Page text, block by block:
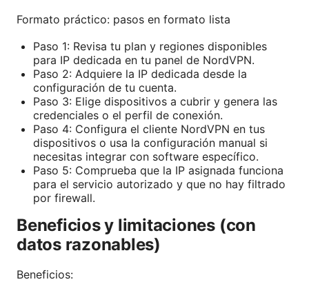
Formato práctico: pasos en formato lista
Paso 1: Revisa tu plan y regiones disponibles
para IP dedicada en tu panel de NordVPN.
Paso 2: Adquiere la IP dedicada desde la
configuración de tu cuenta.
Paso 3: Elige dispositivos a cubrir y genera las
credenciales o el perfil de conexión.
Paso 4: Configura el cliente NordVPN en tus
dispositivos o usa la configuración manual si
necesitas integrar con software específico.
Paso 5: Comprueba que la IP asignada funciona
para el servicio autorizado y que no hay filtrado
por firewall.
Beneficios y limitaciones (con
datos razonables)
Beneficios: